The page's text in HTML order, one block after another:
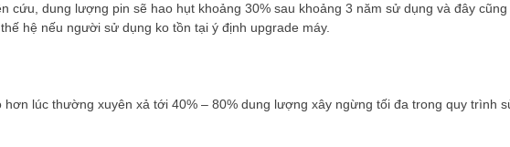
cứu, dung lượng pin sẽ hao hụt khoảng 30% sau khoảng 3 năm sử dụng và đây cũng
hệ nếu người sử dụng ko tồn tại ý định upgrade máy.
lúc thường xuyên xả tới 40% – 80% dung lượng xây ngừng tối đa trong quy trình